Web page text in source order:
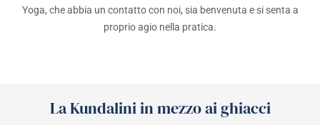
Yoga, che abbia un contatto con noi, sia benvenuta e si senta a
proprio agio nella pratica.
La Kundalini in mezzo ai ghiacci